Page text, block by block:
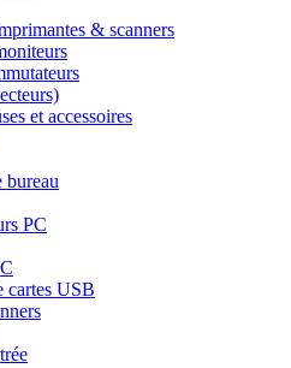
& scanners
et accessoires
bureau
PC
cartes USB